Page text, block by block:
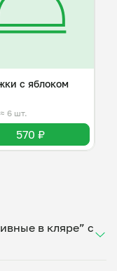
с яблоком
≈ 6 шт.
570 ₽
в кляре” с